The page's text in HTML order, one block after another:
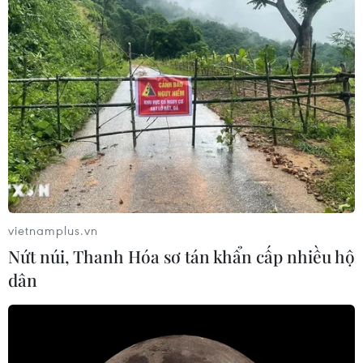
vietnamplus.vn
Nứt núi, Thanh Hóa sơ tán khẩn cấp nhiều hộ
dân